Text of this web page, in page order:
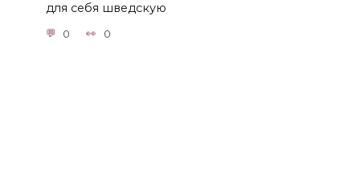
для себя шведскую
0 0